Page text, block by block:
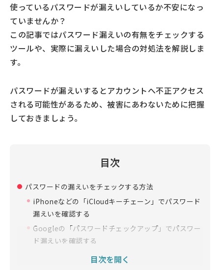
使っているパスワードが漏えいしているか不安になっ
ていませんか？
この記事ではパスワード漏えいの有無をチェックする
ツールや、実際に漏えいした場合の対処法を解説しま
す。
パスワードが漏えいするとアカウントへ不正アクセス
される可能性があるため、被害にあわないために把握
しておきましょう。
目次
パスワードの漏えいをチェックする方法
iPhoneなどの「iCloudキーチェーン」でパスワード
漏えいを確認する
Googleの「パスワードチェックアップ」でパスワー
ド漏えいを確認する
パスワード管理アプリの漏えいチェック機能を使っ
目次を開く